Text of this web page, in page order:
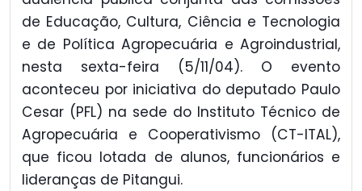
de Educação, Cultura, Ciência e Tecnologia
e de Política Agropecuária e Agroindustrial,
nesta sexta-feira (5/11/04). O evento
aconteceu por iniciativa do deputado Paulo
Cesar (PFL) na sede do Instituto Técnico de
Agropecuária e Cooperativismo (CT-ITAL),
que ficou lotada de alunos, funcionários e
lideranças de Pitangui.